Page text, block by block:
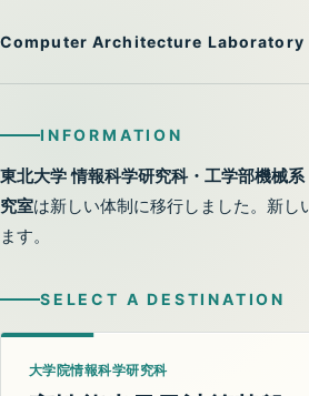
Computer Architecture Laboratory
INFORMATION
東北大学 情報科学研究科・工学部機械
究室は新しい体制に移行しました。新し
ます。
SELECT A DESTINATION
大学院情報科学研究科